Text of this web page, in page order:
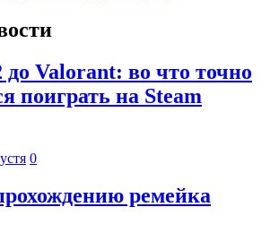
Valorant: во что точно
поиграть на Steam
0
ремейка